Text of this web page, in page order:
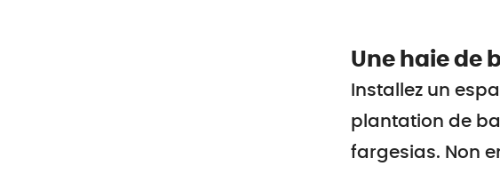
Une haie de
Installez un
plantation de
fargesias. Non